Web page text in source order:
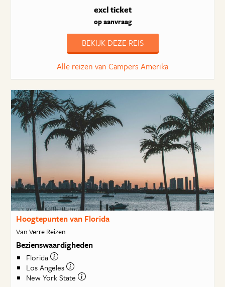
excl ticket
op aanvraag
BEKIJK DEZE REIS
Alle reizen van Campers Amerika
Hoogtepunten van Florida
Van Verre Reizen
Bezienswaardigheden
Florida
Los Angeles
New York State